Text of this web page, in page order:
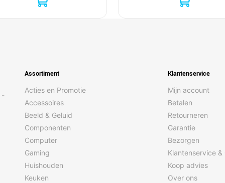
Knoppen
Ja
Ja
Ja
-
Assortiment
Acties en Promotie
Accessoires
Beeld & Geluid
Componenten
Computer
Gaming
Huishouden
Keuken
Klantenservice
Mijn account
Betalen
Retourneren
Garantie
Bezorgen
Klantenservice
Koop advies
Over ons